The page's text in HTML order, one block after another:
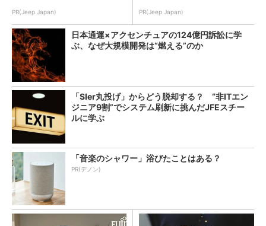
PR(Jeep Japan) PR(Jeep Japan)
日本通運×アクセンチュアの124億円訴訟に学
ぶ、なぜ大規模開発は“燃える”のか
「SIer丸投げ」からどう脱却する？ “非ITエン
ジニア9割”でシステム刷新に挑んだJFEスチー
ルに学ぶ
「音楽のシャワー」浴びたことはある？
PR(デノン)